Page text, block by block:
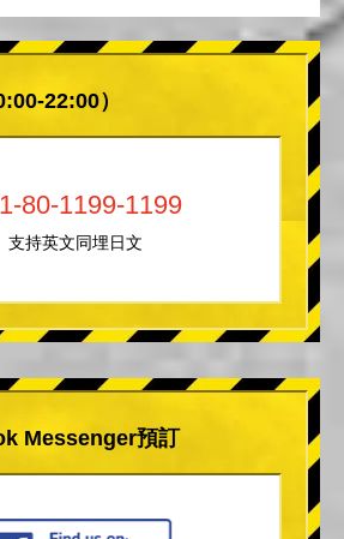
22:00）
80-1199-1199
支持英文同埋日文
Messenger預訂